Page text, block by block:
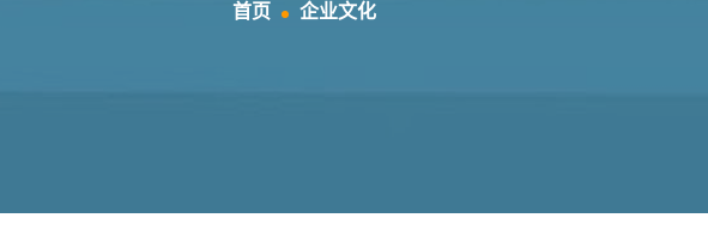
首页 企业文化